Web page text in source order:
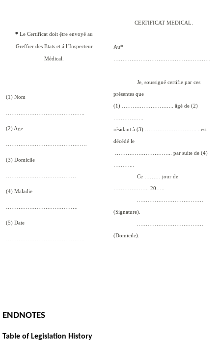
* Le Certificat doit ệtre envoyé au
Greffier des Etats et á l’Inspecteur
Médical.
(1) Nom
……………………………………..
(2) Age
………………………………………
(3) Domicile
…………………………………
(4) Maladie
………………………………….
(5) Date
……………………………………..
CERTIFICAT MEDICAL.
Au*
………………………………………………
…
Je, soussigné certifie par ces
présentes que
(1) ……………………….. âgé de (2)
……………..
résidant à (3) ……………………….. ..est
décédé le
………………………….. par suite de (4)
………...
Ce ……… jour de
……………….. 20…..
.………………………………
(Signature).
.………………………………
(Domicile).
ENDNOTES
Table of Legislation History